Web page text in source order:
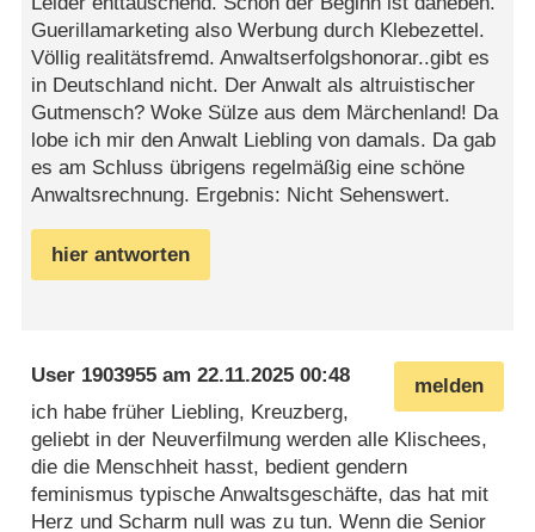
Guerillamarketing also Werbung durch Klebezettel.
Völlig realitätsfremd. Anwaltserfolgshonorar..gibt es
in Deutschland nicht. Der Anwalt als altruistischer
Gutmensch? Woke Sülze aus dem Märchenland! Da
lobe ich mir den Anwalt Liebling von damals. Da gab
es am Schluss übrigens regelmäßig eine schöne
Anwaltsrechnung. Ergebnis: Nicht Sehenswert.
hier antworten
melden
User 1903955 am22.11.2025 00:48
ich habe früher Liebling, Kreuzberg,
geliebt in der Neuverfilmung werden alle Klischees,
die die Menschheit hasst, bedient gendern
feminismus typische Anwaltsgeschäfte, das hat mit
Herz und Scharm null was zu tun. Wenn die Senior